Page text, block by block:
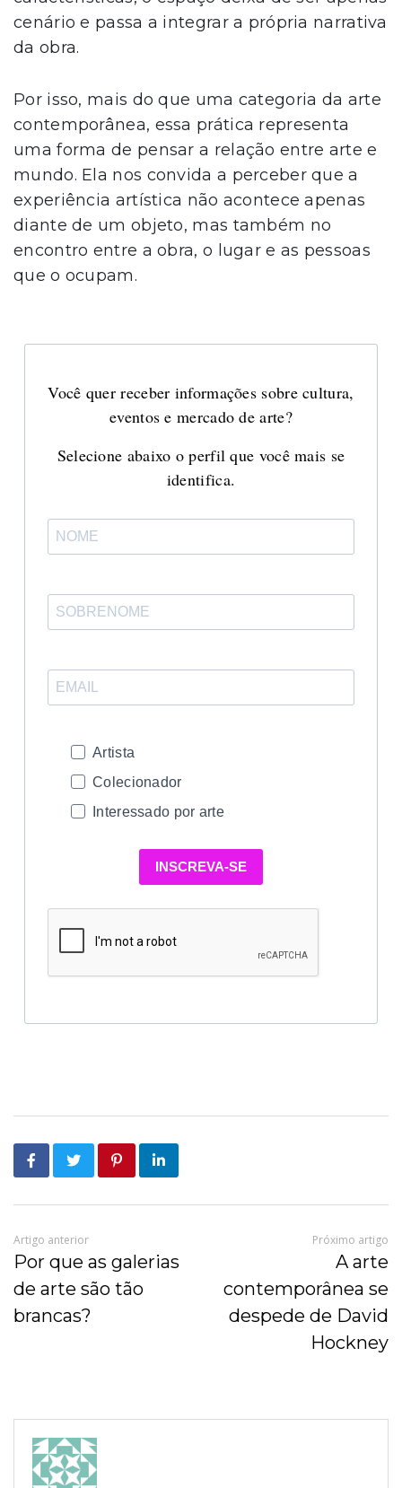
cenário e passa a integrar a própria narrativa
da obra.
Por isso, mais do que uma categoria da arte
contemporânea, essa prática representa
uma forma de pensar a relação entre arte e
mundo. Ela nos convida a perceber que a
experiência artística não acontece apenas
diante de um objeto, mas também no
encontro entre a obra, o lugar e as pessoas
que o ocupam.
Você quer receber informações sobre cultura,
eventos e mercado de arte?
Selecione abaixo o perfil que você mais se
identifica.
Artista
Colecionador
Interessado por arte
INSCREVA-SE
Artigo anterior
Por que as galerias
de arte são tão
brancas?
Próximo artigo
A arte
contemporânea se
despede de David
Hockney